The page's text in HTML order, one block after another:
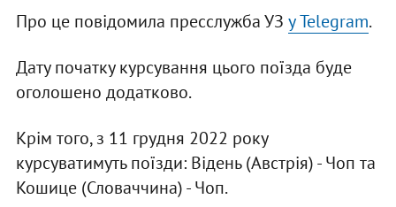
Про це повідомила пресслужба УЗ у Telegram.
Дату початку курсування цього поїзда буде
оголошено додатково.
Крім того, з 11 грудня 2022 року
курсуватимуть поїзди: Відень (Австрія) - Чоп та
Кошице (Словаччина) - Чоп.